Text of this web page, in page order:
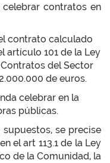
contratos en
contrato calculado
artículo 101 de la Ley
del Sector
de euros.
celebrar en la
públicas.
se precise
el art 113.1 de la Ley
de la Comunidad, la